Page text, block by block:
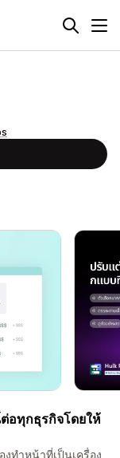
อทุกธุรกิจโดยให้
ทำหน้าที่เป็นเครื่อง